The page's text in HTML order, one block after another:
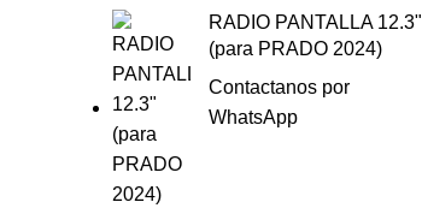
RADIO PANTALLA 12.3"
(para PRADO 2024)
Contactanos por
WhatsApp